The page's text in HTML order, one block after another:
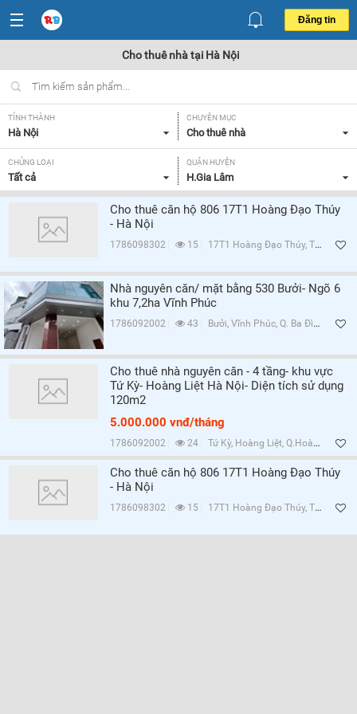
Đăng tin
Cho thuê nhà tại Hà Nội
TỈNH THÀNH
Hà Nội
CHUYÊN MỤC
Cho thuê nhà
CHỦNG LOẠI
Tất cả
QUẬN HUYỆN
H.Gia Lâm
Cho thuê căn hộ 806 17T1 Hoàng Đạo Thúy
- Hà Nội
1786098302 15 17T1 Hoàng Đạo Thúy, Trung Hòa, Q.Cầu Giấy, Hà Nội
Nhà nguyên căn/ mặt bằng 530 Bưởi- Ngõ 6
khu 7,2ha Vĩnh Phúc
1786092002 43 Bưởi, Vĩnh Phúc, Q. Ba Đình, Hà Nội
Cho thuê nhà nguyên căn - 4 tầng- khu vực
Tứ Kỳ- Hoàng Liệt Hà Nội- Diện tích sử dụng
120m2
5.000.000 vnđ/tháng
1786092002 24 Tứ Kỳ, Hoàng Liệt, Q.Hoàng Mai, Hà Nội
Cho thuê căn hộ 806 17T1 Hoàng Đạo Thúy
- Hà Nội
1786098302 15 17T1 Hoàng Đạo Thúy, Trung Hòa, Q.Cầu Giấy, Hà Nội